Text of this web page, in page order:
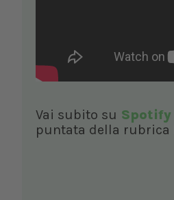
Vai subito su Spotify
puntata della rubrica